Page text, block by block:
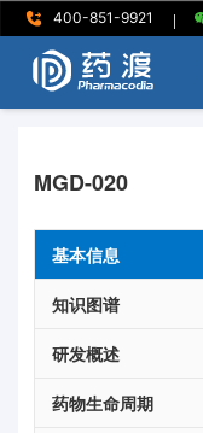
400-851-9921 |
MGD-020
基本信息
知识图谱
研发概述
药物生命周期